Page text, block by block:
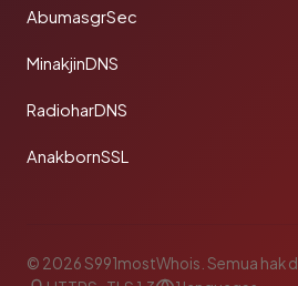
AbumasgrSec
MinakjinDNS
RadioharDNS
AnakbornSSL
© 2026 S991mostWhois. Semua hak